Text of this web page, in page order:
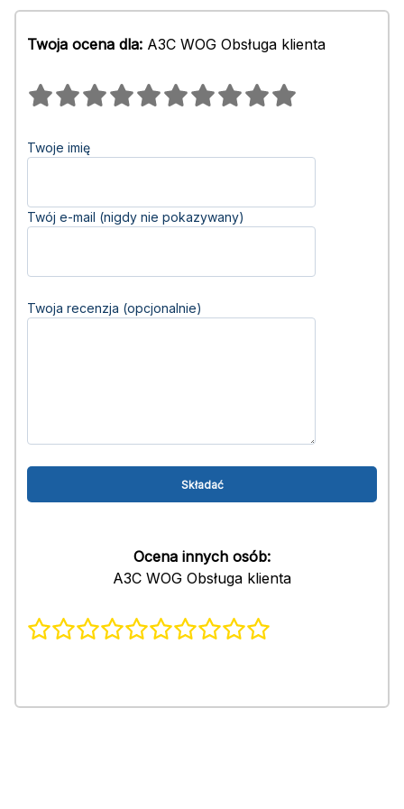
Twoja ocena dla: АЗС WOG Obsługa klienta
Twoje imię
Twój e-mail (nigdy nie pokazywany)
Twoja recenzja (opcjonalnie)
Ocena innych osób:
АЗС WOG Obsługa klienta